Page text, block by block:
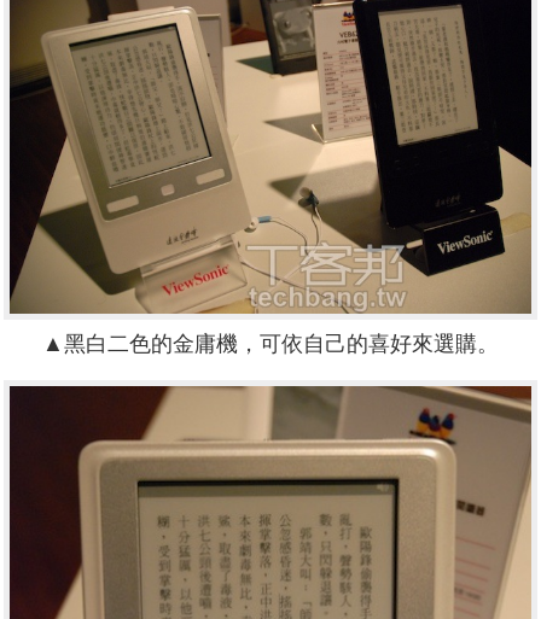
▲黑白二色的金庸機，可依自己的喜好來選購。